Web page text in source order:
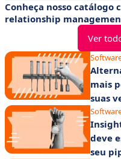
Conheça nosso catálogo
relationship
Ver
mais
suas
deve
seu